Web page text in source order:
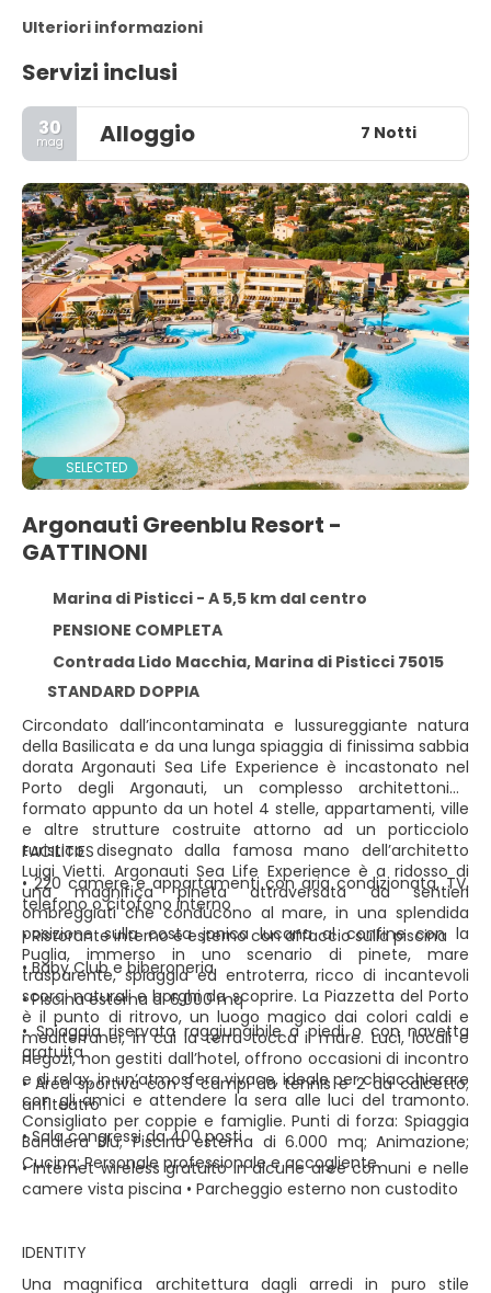
Ulteriori informazioni
Servizi inclusi
30
mag Alloggio 7 Notti
SELECTED
Argonauti Greenblu Resort -
GATTINONI
Marina di Pisticci - A 5,5 km dal centro
PENSIONE COMPLETA
Contrada Lido Macchia, Marina di Pisticci 75015
STANDARD DOPPIA
Circondato dall’incontaminata e lussureggiante natura
della Basilicata e da una lunga spiaggia di finissima sabbia
dorata Argonauti Sea Life Experience è incastonato nel
Porto degli Argonauti, un complesso architettonico
formato appunto da un hotel 4 stelle, appartamenti, ville
e altre strutture costruite attorno ad un porticciolo
turistico disegnato dalla famosa mano dell’architetto
Luigi Vietti. Argonauti Sea Life Experience è a ridosso di
una magnifica pineta attraversata da sentieri
ombreggiati che conducono al mare, in una splendida
posizione sulla costa jonica lucana al confine con la
Puglia, immerso in uno scenario di pinete, mare
trasparente, spiaggia ed entroterra, ricco di incantevoli
scorci naturali e borghi da scoprire. La Piazzetta del Porto
è il punto di ritrovo, un luogo magico dai colori caldi e
mediterranei, in cui la terra tocca il mare. Luci, locali e
negozi, non gestiti dall’hotel, offrono occasioni di incontro
e di relax, in un’atmosfera vivace, ideale per chiacchierare
con gli amici e attendere la sera alle luci del tramonto.
Consigliato per coppie e famiglie. Punti di forza: Spiaggia
Bandiera Blu; Piscina esterna di 6.000 mq; Animazione;
Cucina; Personale professionale e accogliente.
FACILITIES
• 220 camere e appartamenti con aria condizionata, TV,
telefono o citofono interno
• Ristorante interno e esterno con affaccio sulla piscina
• Baby Club e biberoneria
• Piscina esterna di 6.000 mq
• Spiaggia riservata raggiungibile a piedi o con navetta
gratuita
• Area sportiva con 3 campi da tennis e 2 da calcetto;
anfiteatro
• Sala congressi da 400 posti
• Internet wireless gratuito in alcune aree comuni e nelle
camere vista piscina • Parcheggio esterno non custodito
IDENTITY
Una magnifica architettura dagli arredi in puro stile